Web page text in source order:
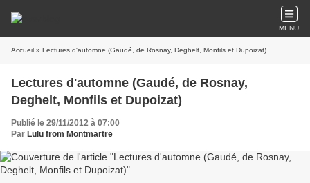
MENU
Accueil » Lectures d'automne (Gaudé, de Rosnay, Deghelt, Monfils et Dupoizat)
Lectures d'automne (Gaudé, de Rosnay,
Deghelt, Monfils et Dupoizat)
Publié le 29/11/2012 à 07:00
Par Lulu from Montmartre